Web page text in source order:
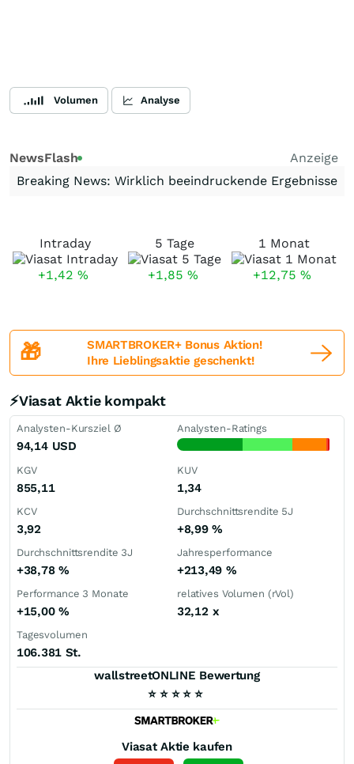
Volumen Analyse
NewsFlash
Anzeige
Breaking News: Wirklich beeindruckende Ergebnisse
Intraday
+1,42 %
5 Tage
+1,85 %
1 Monat
+12,75 %
🎁
SMARTBROKER+ Bonus Aktion!
Ihre Lieblingsaktie geschenkt!
⚡Viasat Aktie kompakt
Analysten-Kursziel Ø
94,14 USD
Analysten-Ratings
KGV
855,11
KUV
1,34
KCV
3,92
Durchschnittsrendite 5J
+8,99%
Durchschnittsrendite 3J
+38,78 %
Jahresperformance
+213,49 %
Performance 3 Monate
+15,00 %
relatives Volumen (rVol)
32,12 x
Tagesvolumen
106.381 St.
wallstreetONLINE Bewertung
⭐ ⭐ ⭐ ⭐ ⭐
Viasat Aktie kaufen